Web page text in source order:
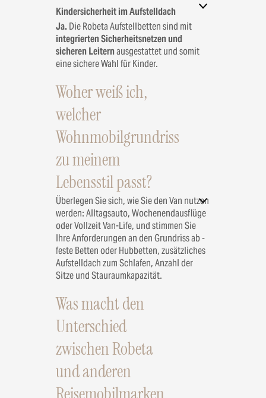
Kindersicherheit im Aufstelldach
Ja.Die Robeta Aufstellbetten sind mit
integrierten Sicherheitsnetzen und
sicheren Leiternausgestattet und somit
eine sichere Wahl für Kinder.
Woher weiß ich,
welcher
Wohnmobilgrundriss
zu meinem
Lebensstil passt?
Überlegen Sie sich, wie Sie den Van nutzen
werden: Alltagsauto, Wochenendausflüge
oder Vollzeit Van-Life, und stimmen Sie
Ihre Anforderungen an den Grundriss ab -
feste Betten oder Hubbetten, zusätzliches
Aufstelldach zum Schlafen, Anzahl der
Sitze und Stauraumkapazität.
Was macht den
Unterschied
zwischen Robeta
und anderen